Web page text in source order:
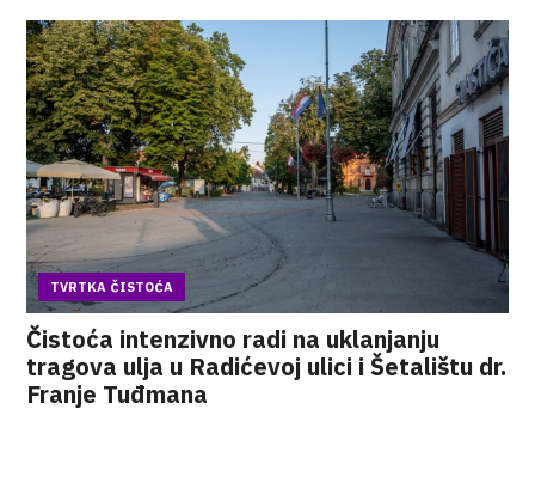
TVRTKA ČISTOĆA
Čistoća intenzivno radi na uklanjanju
tragova ulja u Radićevoj ulici i Šetalištu dr.
Franje Tuđmana